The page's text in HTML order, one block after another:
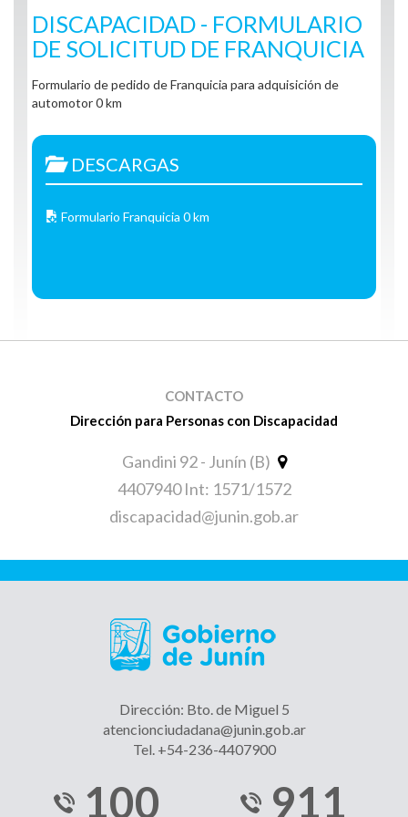
DISCAPACIDAD - FORMULARIO
DE SOLICITUD DE FRANQUICIA
Formulario de pedido de Franquicia para adquisición de
automotor 0 km
DESCARGAS
Formulario Franquicia 0 km
CONTACTO
Dirección para Personas con Discapacidad
Gandini 92 - Junín (B)
4407940 Int: 1571/1572
discapacidad@junin.gob.ar
Dirección: Bto. de Miguel 5
atencionciudadana@junin.gob.ar
Tel. +54-236-4407900
100 911